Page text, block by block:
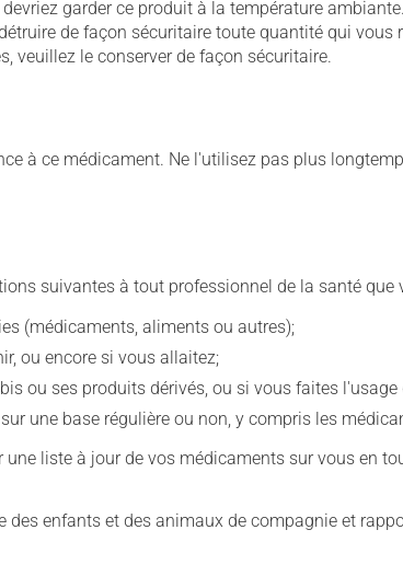
garder ce produit à la température
de façon sécuritaire toute quantité qui
veuillez le conserver de façon sécuritaire.
à ce médicament. Ne l'utilisez pas plus
suivantes à tout professionnel de la santé que
(médicaments, aliments ou autres);
ou encore si vous allaitez;
ou ses produits dérivés, ou si vous faites l'usage
une base régulière ou non, y compris les
liste à jour de vos médicaments sur vous en
des enfants et des animaux de compagnie et